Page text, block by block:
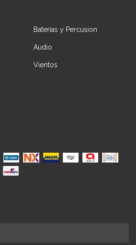
Baterias y Percusion
Audio
Vientos